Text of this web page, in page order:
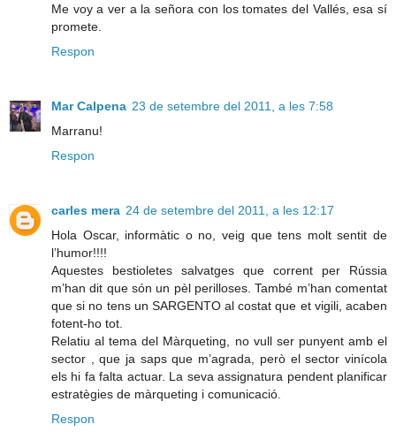
Me voy a ver a la señora con los tomates del Vallés, esa sí
promete.
Respon
Mar Calpena 23 de setembre del 2011, a les 7:58
Marranu!
Respon
carles mera 24 de setembre del 2011, a les 12:17
Hola Oscar, informàtic o no, veig que tens molt sentit de
l’humor!!!!
Aquestes bestioletes salvatges que corrent per Rússia
m’han dit que són un pèl perilloses. També m’han comentat
que si no tens un SARGENTO al costat que et vigili, acaben
fotent-ho tot.
Relatiu al tema del Màrqueting, no vull ser punyent amb el
sector , que ja saps que m’agrada, però el sector vinícola
els hi fa falta actuar. La seva assignatura pendent planificar
estratègies de màrqueting i comunicació.
Respon